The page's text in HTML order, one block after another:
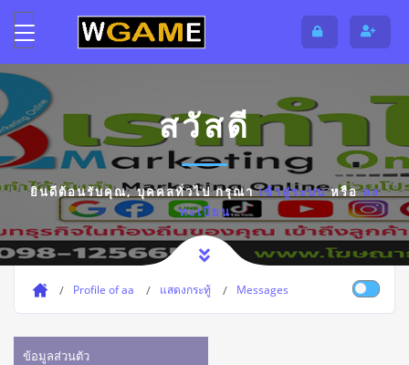
สวัสดี
ยินดีต้อนรับคุณ,บุคคลทั่วไปกรุณาเข้าสู่ระบบหรือลง
ทะเบียน
Profile of aa แสดงกระทู้ Messages
ข้อมูลส่วนตัว